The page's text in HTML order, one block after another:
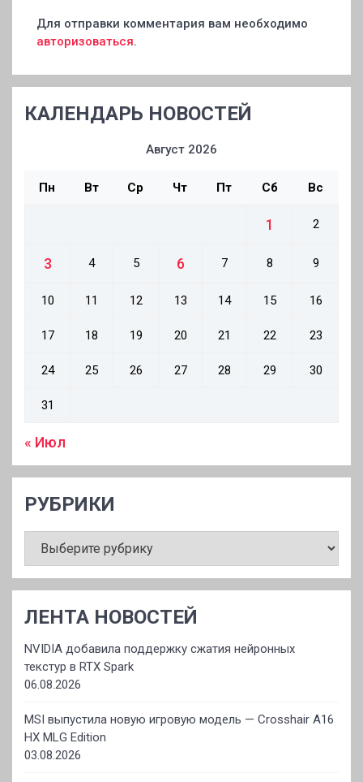
Для отправки комментария вам необходимо
авторизоваться.
КАЛЕНДАРЬ НОВОСТЕЙ
Август 2026
Пн Вт Ср Чт Пт Сб Вс
1 2
3 4 5 6 7 8 9
10 11 12 13 14 15 16
17 18 19 20 21 22 23
24 25 26 27 28 29 30
31
« Июл
РУБРИКИ
ЛЕНТА НОВОСТЕЙ
NVIDIA добавила поддержку сжатия нейронных
текстур в RTX Spark
06.08.2026
MSI выпустила новую игровую модель — Crosshair A16
HX MLG Edition
03.08.2026